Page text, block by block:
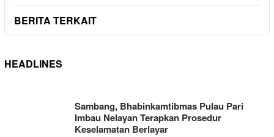
BERITA TERKAIT
HEADLINES
REFUBLIKNEWSSambang, Bhabinkamtibmas Pulau Pari
Imbau Nelayan Terapkan Prosedur
Keselamatan Berlayar